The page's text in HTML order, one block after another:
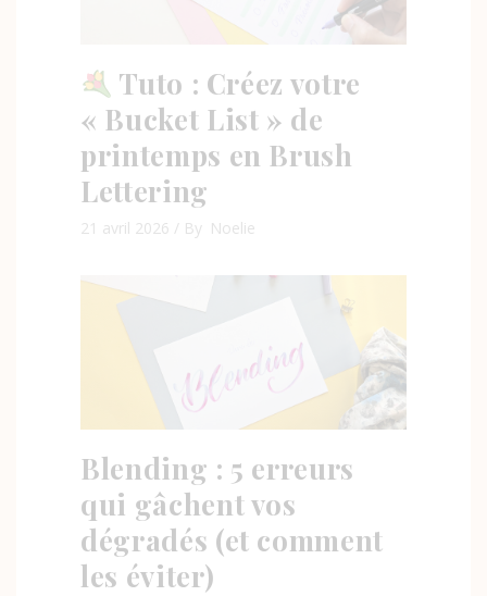
Tuto : Créez votre
« Bucket List » de
printemps en Brush
Lettering
21 avril 2026 By Noelie
Blending : 5 erreurs
qui gâchent vos
dégradés (et comment
les éviter)